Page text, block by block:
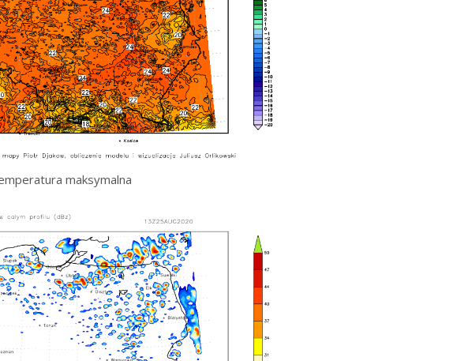
maksymalna